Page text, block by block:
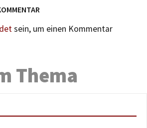
sein, um einen Kommentar
Thema